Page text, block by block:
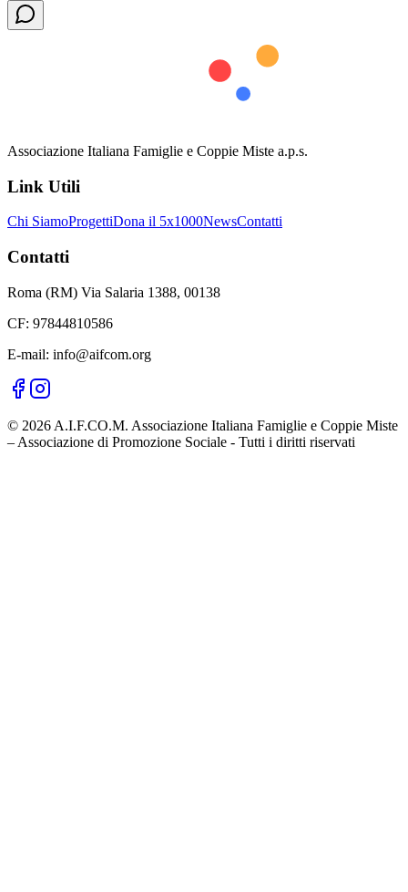
Associazione Italiana Famiglie e Coppie Miste a.p.s.
Link Utili
Chi SiamoProgettiDona il 5x1000NewsContatti
Contatti
Roma (RM) Via Salaria 1388, 00138
CF: 97844810586
E-mail: info@aifcom.org
© 2026 A.I.F.CO.M. Associazione Italiana Famiglie e Coppie Miste
– Associazione di Promozione Sociale - Tutti i diritti riservati